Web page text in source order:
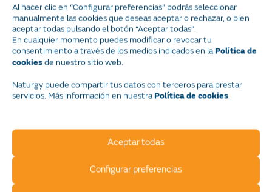
Al hacer clic en “Configurar preferencias” podrás seleccionar
manualmente las cookies que deseas aceptar o rechazar, o bien
aceptar todas pulsando el botón “Aceptar todas”.
En cualquier momento puedes modificar o revocar tu
consentimiento a través de los medios indicados en la Política de
cookies de nuestro sitio web.
Naturgy puede compartir tus datos con terceros para prestar
servicios. Más información en nuestra Política de cookies.
Aceptar todas
Configurar preferencias
Nº
int.
Relación con el inmueble*
Propietario del
inmueble
Tipo de Servicio*